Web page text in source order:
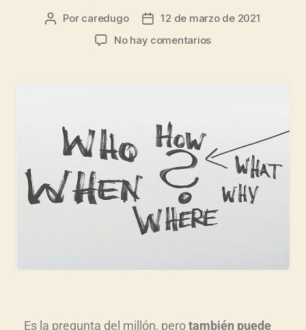
Por caredugo
12 de marzo de 2021
No hay comentarios
Es la pregunta del millón, perotambién puede